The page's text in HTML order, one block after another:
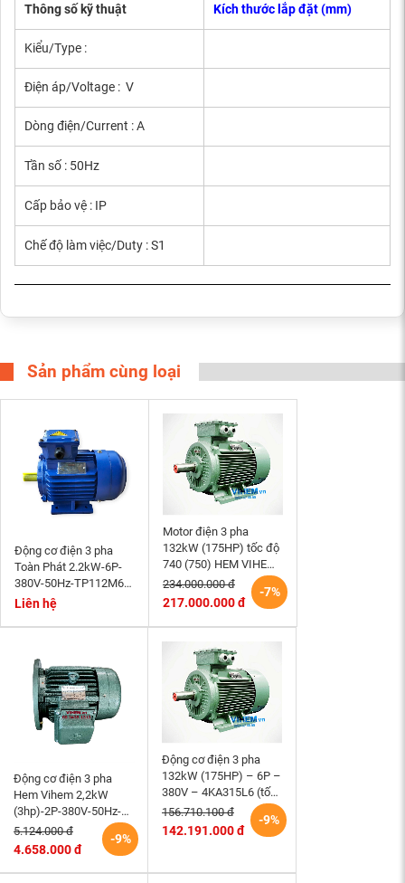
Thông số kỹ thuật Kích thước lắp đặt (mm)
Kiểu/Type :
Điện áp/Voltage : V
Dòng điện/Current : A
Tần số : 50Hz
Cấp bảo vệ : IP
Chế độ làm việc/Duty : S1
Sản phẩm cùng loại
Động cơ điện 3 pha
Toàn Phát 2.2kW-6P-
380V-50Hz-TP112M6-
B3- tốc độ 940~1000
Liên hệ
Motor điện 3 pha
132kW (175HP) tốc độ
740 (750) HEM VIHEM
(Việt Hung) điện cơ Hà
Nội
-7%
234.000.000 đ
217.000.000 đ
Động cơ điện 3 pha
Hem Vihem 2,2kW
(3hp)-2P-380V-50Hz-
3K100S2-B5- tốc độ
2860~3000 r/min (kiểu
-9%
5.124.000 đ
4.658.000 đ
Động cơ điện 3 pha
132kW (175HP) – 6P –
380V – 4KA315L6 (tốc
độ 990 ~1000RPM)
HEM VIHEM (Việt
Hung) điện cơ Hà Nội
-9%
156.710.100 đ
142.191.000 đ